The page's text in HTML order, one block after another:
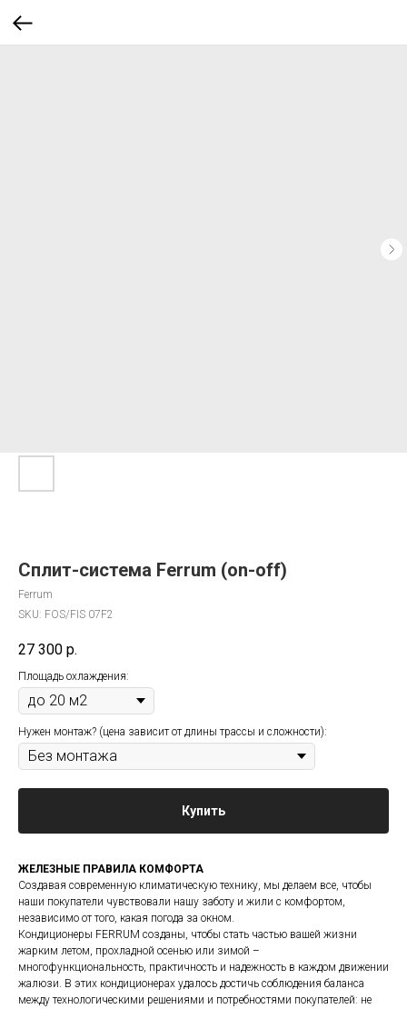
Сплит-система Ferrum (on-off)
Ferrum
SKU: FOS/FIS 07F2
27 300 р.
Площадь охлаждения:
Нужен монтаж? (цена зависит от длины трассы и сложности):
Купить
ЖЕЛЕЗНЫЕ ПРАВИЛА КОМФОРТА
Создавая современную климатическую технику, мы делаем все, чтобы
наши покупатели чувствовали нашу заботу и жили с комфортом,
независимо от того, какая погода за окном.
Кондиционеры FERRUM созданы, чтобы стать частью вашей жизни
жарким летом, прохладной осенью или зимой –
многофункциональность, практичность и надежность в каждом движении
жалюзи. В этих кондиционерах удалось достичь соблюдения баланса
между технологическими решениями и потребностями покупателей: не